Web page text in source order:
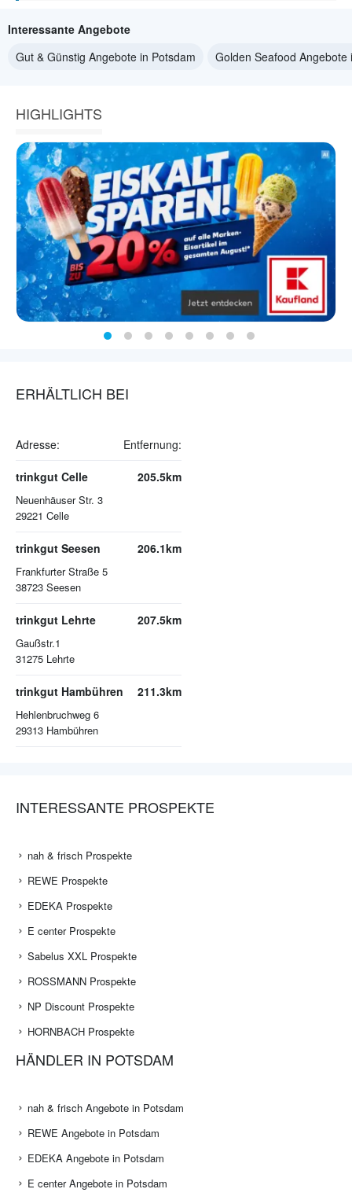
Interessante Angebote
Gut & Günstig Angebote in Potsdam
Golden Seafood Angebote
HIGHLIGHTS
ERHÄLTLICH BEI
Adresse: Entfernung:
trinkgut Celle
Neuenhäuser Str. 3
29221 Celle
205.5km
trinkgut Seesen
Frankfurter Straße 5
38723 Seesen
206.1km
trinkgut Lehrte
Gaußstr.1
31275 Lehrte
207.5km
trinkgut Hambühren
Hehlenbruchweg 6
29313 Hambühren
211.3km
INTERESSANTE PROSPEKTE
nah & frisch Prospekte
REWE Prospekte
EDEKA Prospekte
E center Prospekte
Sabelus XXL Prospekte
ROSSMANN Prospekte
NP Discount Prospekte
HORNBACH Prospekte
HÄNDLER IN POTSDAM
nah & frisch Angebote in Potsdam
REWE Angebote in Potsdam
EDEKA Angebote in Potsdam
E center Angebote in Potsdam